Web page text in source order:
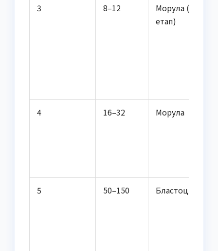
3 8–12
Морула (ранній
етап)
4 16–32 Морула
5 50–150 Бластоциста